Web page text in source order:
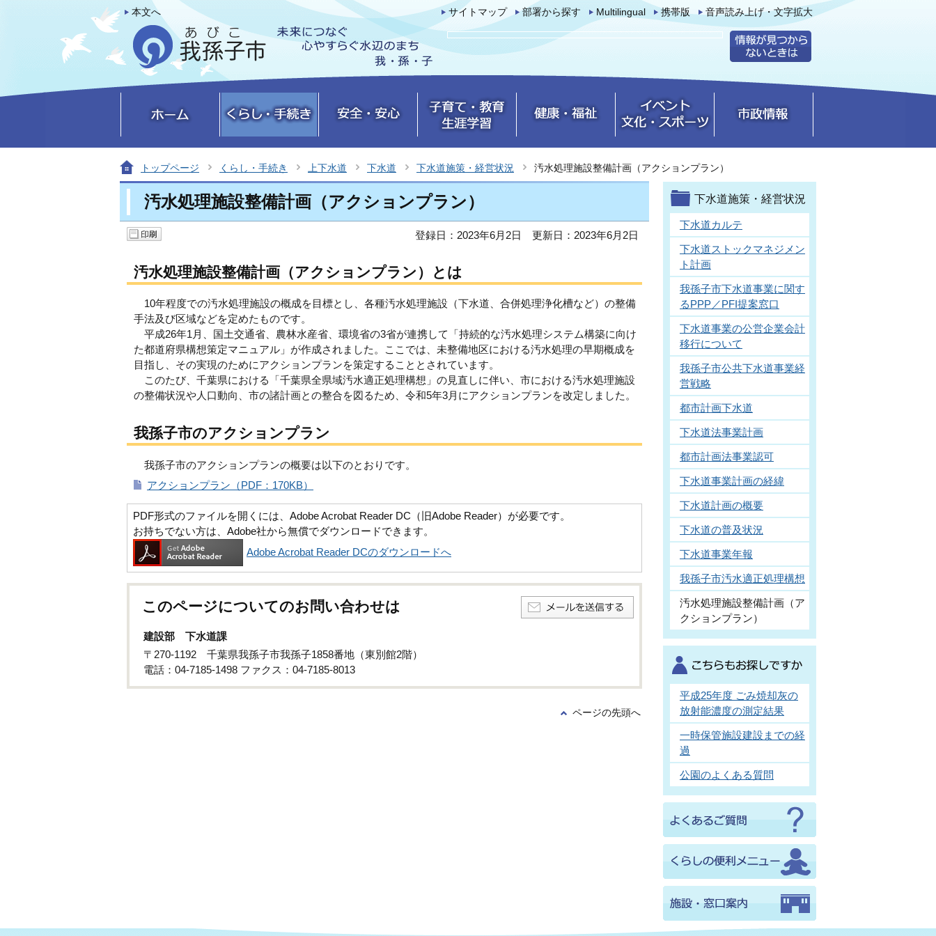
本文へ サイトマップ 部署から探す Multilingual 携帯版 音声読み上げ・文字拡大
トップページ くらし・手続き 上下水道 下水道 下水道施策・経営状況 汚水処理施設整備計画（アクションプラン）
汚水処理施設整備計画（アクションプラン）
登録日：2023年6月2日 更新日：2023年6月2日
汚水処理施設整備計画（アクションプラン）とは
10年程度での汚水処理施設の概成を目標とし、各種汚水処理施設（下水道、合併処理浄化槽など）の整備
手法及び区域などを定めたものです。
平成26年1月、国土交通省、農林水産省、環境省の3省が連携して「持続的な汚水処理システム構築に向け
た都道府県構想策定マニュアル」が作成されました。ここでは、未整備地区における汚水処理の早期概成を
目指し、その実現のためにアクションプランを策定することとされています。
このたび、千葉県における「千葉県全県域汚水適正処理構想」の見直しに伴い、市における汚水処理施設
の整備状況や人口動向、市の諸計画との整合を図るため、令和5年3月にアクションプランを改定しました。
我孫子市のアクションプラン
我孫子市のアクションプランの概要は以下のとおりです。
アクションプラン（PDF：170KB）
PDF形式のファイルを開くには、Adobe Acrobat Reader DC（旧Adobe Reader）が必要です。
お持ちでない方は、Adobe社から無償でダウンロードできます。
Adobe Acrobat Reader DCのダウンロードへ
このページについてのお問い合わせは
建設部 下水道課
〒270-1192 千葉県我孫子市我孫子1858番地（東別館2階）
電話：04-7185-1498 ファクス：04-7185-8013
ページの先頭へ
下水道施策・経営状況
下水道カルテ
下水道ストックマネジメン
ト計画
我孫子市下水道事業に関す
るPPP／PFI提案窓口
下水道事業の公営企業会計
移行について
我孫子市公共下水道事業経
営戦略
都市計画下水道
下水道法事業計画
都市計画法事業認可
下水道事業計画の経緯
下水道計画の概要
下水道の普及状況
下水道事業年報
我孫子市汚水適正処理構想
汚水処理施設整備計画（ア
クションプラン）
平成25年度 ごみ焼却灰の
放射能濃度の測定結果
一時保管施設建設までの経
過
公園のよくある質問